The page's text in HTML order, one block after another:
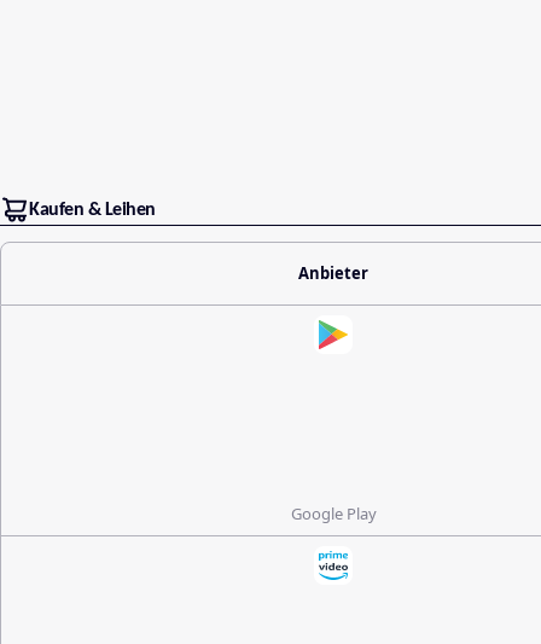
Kaufen & Leihen
Anbieter
Google Play